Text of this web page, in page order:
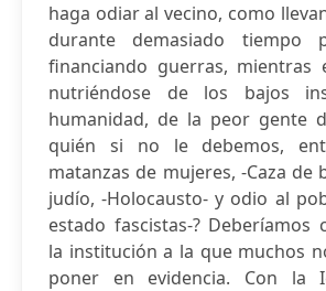
haga odiar al vecino, como
durante demasiado tiempo
financiando guerras, mientras
nutriéndose de los bajos
humanidad, de la peor gente
quién si no le debemos,
matanzas de mujeres, -Caza de
judío, -Holocausto- y odio al
estado fascistas-? Deberíamos
la institución a la que muchos
poner en evidencia. Con la